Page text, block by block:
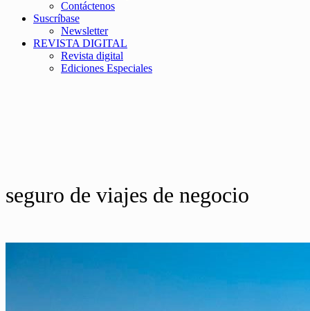
Contáctenos
Suscríbase
Newsletter
REVISTA DIGITAL
Revista digital
Ediciones Especiales
seguro de viajes de negocio